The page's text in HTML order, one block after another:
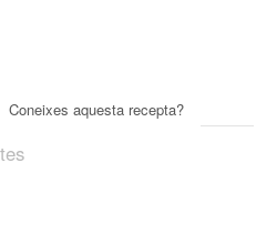
Coneixes aquesta recepta?